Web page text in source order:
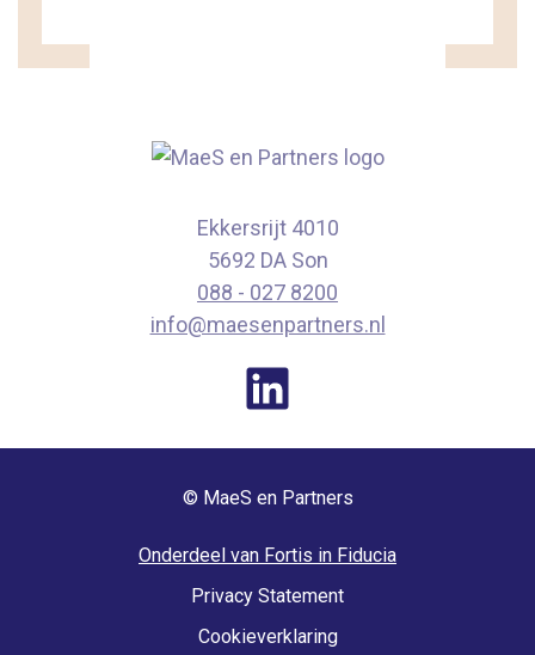
Ekkersrijt 4010
5692 DA Son
088 - 027 8200
info@maesenpartners.nl
© MaeS en Partners
Onderdeel van Fortis in Fiducia
Privacy Statement
Cookieverklaring